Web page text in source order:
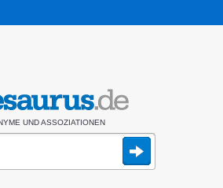
UND ASSOZIATIONEN